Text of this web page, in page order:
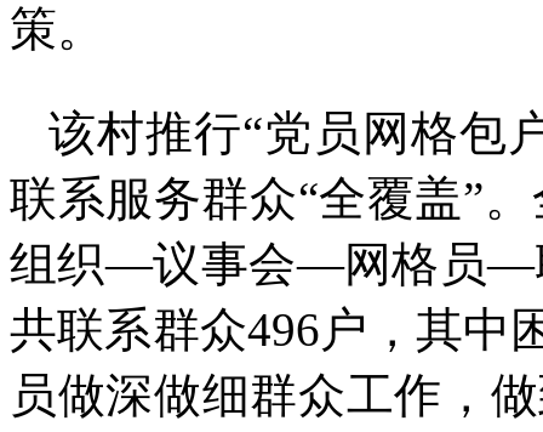
策。
该村推行“党员网格包
联系服务群众“全覆盖”
组织—议事会—网格员—
共联系群众496户，其中
员做深做细群众工作，